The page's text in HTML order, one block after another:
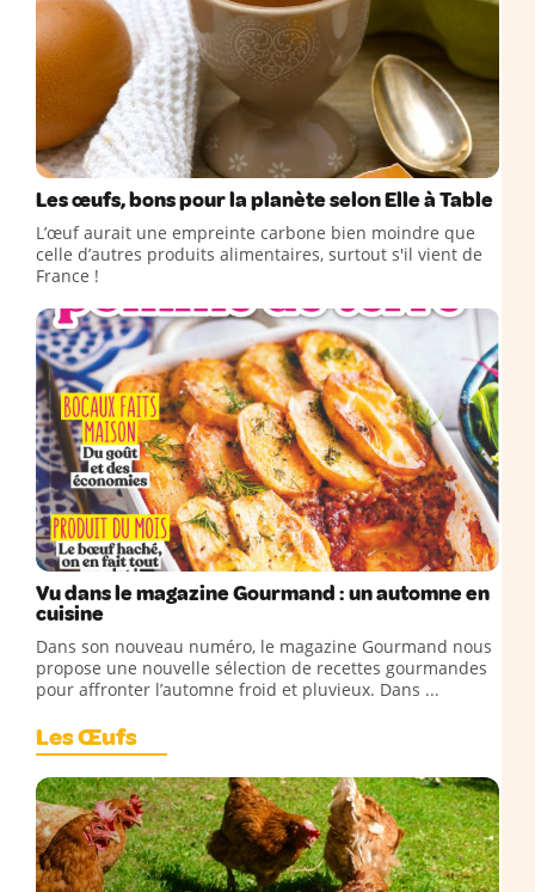
Les œufs, bons pour la planète selon Elle à Table
L’œuf aurait une empreinte carbone bien moindre que
celle d’autres produits alimentaires, surtout s'il vient de
France !
Vu dans le magazine Gourmand : un automne en
cuisine
Dans son nouveau numéro, le magazine Gourmand nous
propose une nouvelle sélection de recettes gourmandes
pour affronter l’automne froid et pluvieux. Dans ...
Les Œufs